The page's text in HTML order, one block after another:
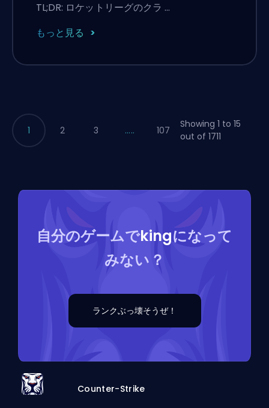
TL;DR: ロケットリーグのクラ …
もっと見る
1 2 3 ..... 107
Showing 1 to 15
out of 1711
自分のゲームでkingになって
みない？
ランクぶっ壊そうぜ！
Counter-Strike